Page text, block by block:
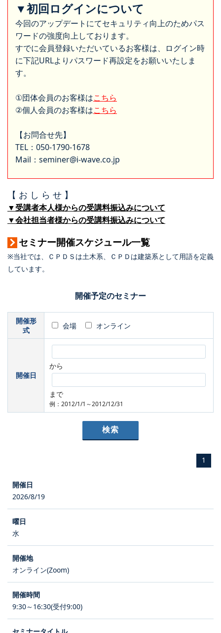
▼初回ログインについて
今回のアップデートにてセキュリティ向上のためパス
ワードの強度向上しております。
すでに会員登録いただいているお客様は、ログイン時
に下記URLよりパスワード再設定をお願いいたしま
す。
①団体会員のお客様はこちら
②個人会員のお客様はこちら
【お問合せ先】
TEL：050-1790-1678
Mail：seminer@i-wave.co.jp
【 お し ら せ 】
▼受講者本人様からの受講料振込みについて
▼会社担当者様からの受講料振込みについて
セミナー開催スケジュール一覧
※当社では、ＣＰＤＳは土木系、ＣＰＤは建築系として用語を定義
しています。
開催予定のセミナー
開催形
式
会場 オンライン
開催日
から
まで
例：2012/1/1～2012/12/31
1
2026/8/19
水
オンライン(Zoom)
9:30～16:30(受付9:00)